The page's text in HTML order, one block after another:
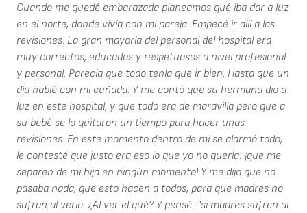
Cuando me quedé embarazada planeamos qué iba dar a luz
en el norte, donde vivía con mi pareja. Empecé ir allí a las
revisiones. La gran mayoría del personal del hospital era
muy correctos, educados y respetuosos a nivel profesional
y personal. Parecía que todo tenía que ir bien. Hasta que un
día hablé con mi cuñada. Y me contó que su hermana dio a
luz en este hospital, y que todo era de maravilla pero que a
su bebé se lo quitaron un tiempo para hacer unas
revisiones. En este momento dentro de mí se alarmó todo,
le contesté que justo era eso lo que yo no quería: ¡que me
separen de mi hija en ningún momento! Y me dijo que no
pasaba nada, que esto hacen a todos, para que madres no
sufran al verlo. ¿Al ver el qué? Y pensé: "si madres sufren al